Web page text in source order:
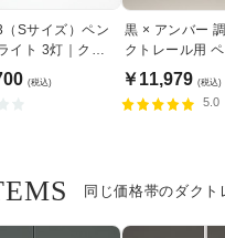
Sサイズ）ペン
イト 3灯｜クリ
(税込)
黒 × アンバー
クトレール用 ペ
ライト
￥11,979 (税込)
5.0
同じ価格帯のダクト